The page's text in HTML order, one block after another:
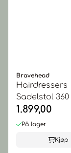
Bravehead
Hairdressers
Sadelstol
1.899,00
På lager
Kjøp